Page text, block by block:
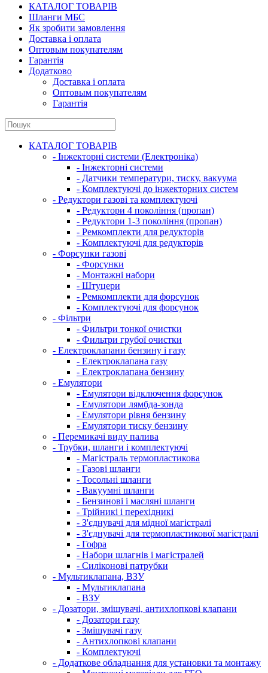
КАТАЛОГ ТОВАРІВ
Шланги МБС
Як зробити замовлення
Доставка і оплата
Оптовым покупателям
Гарантія
Додатково
Доставка і оплата
Оптовым покупателям
Гарантія
КАТАЛОГ ТОВАРІВ
- Інжекторні системи (Електроніка)
- Інжекторні системи
- Датчики температури, тиску, вакуума
- Комплектуючі до інжекторних систем
- Редуктори газові та комплектуючі
- Редуктори 4 покоління (пропан)
- Редуктори 1-3 покоління (пропан)
- Ремкомплекти для редукторів
- Комплектуючі для редукторів
- Форсунки газові
- Форсунки
- Монтажні набори
- Штуцери
- Ремкомплекти для форсунок
- Комплектуючі для форсунок
- Фільтри
- Фильтри тонкої очистки
- Фильтри грубої очистки
- Електроклапани бензину і газу
- Електроклапана газу
- Електроклапана бензину
- Емулятори
- Емулятори відключення форсунок
- Емулятори лямбда-зонда
- Емулятори рівня бензину
- Емулятори тиску бензину
- Перемикачі виду палива
- Трубки, шланги і комплектуючі
- Магістраль термопластикова
- Газові шланги
- Тосольні шланги
- Вакуумні шланги
- Бензинові і масляні шланги
- Трійникі і перехідникі
- З'єднувачі для мідної магістралі
- З'єднувачі для термопластикової магістралі
- Гофра
- Набори шлагнів і магістралей
- Силіконові патрубки
- Мультиклапана, ВЗУ
- Мультиклапана
- ВЗУ
- Дозатори, змішувачі, антихлопкові клапани
- Дозатори газу
- Змішувачі газу
- Антихлопкові клапани
- Комплектуючі
- Додаткове обладнання для установки та монтажу